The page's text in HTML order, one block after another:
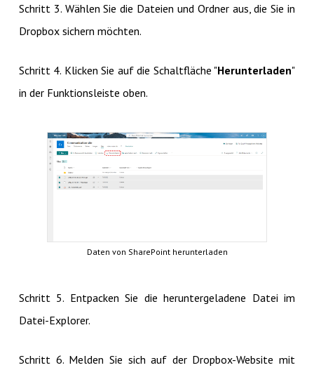
Schritt 3. Wählen Sie die Dateien und Ordner aus, die Sie in
Dropbox sichern möchten.
Schritt 4. Klicken Sie auf die Schaltfläche "Herunterladen"
in der Funktionsleiste oben.
Daten von SharePoint herunterladen
Schritt 5. Entpacken Sie die heruntergeladene Datei im
Datei-Explorer.
Schritt 6. Melden Sie sich auf der Dropbox-Website mit